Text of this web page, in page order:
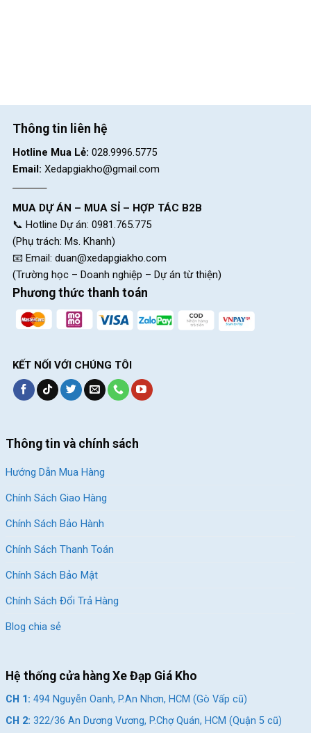
Phanh Xe Đạp Địa Hình Life Alberta 27.5 Inch
Yên xe thể thao nhỏ gọn
Yên xe được tạo ra từ da chất lượng cao cấp, tạo điều kiện cho
lực tốt, và có hệ thống ti bật tháo mở nhanh, giúp điều chỉnh độ
cao thấp của yên một cách dễ dàng.
Bộ truyền động của xe được trang bị hệ thống truyền động
chất lượng cao với 3 đĩa và 11 líp, tương đương với 33 tốc độ,
giúp xe di chuyển với tốc độ cao mà không đòi hỏi quá nhiều
sức lực từ người dùng.
Thông tin liên hệ
Hotline Mua Lẻ: 028.9996.5775
Email: Xedapgiakho@gmail.com
MUA DỰ ÁN – MUA SỈ – HỢP TÁC B2B
📞 Hotline Dự án: 0981.765.775
(Phụ trách: Ms. Khanh)
📧 Email: duan@xedapgiakho.com
(Trường học – Doanh nghiệp – Dự án từ thiện)
Phương thức thanh toán
KẾT NỐI VỚI CHÚNG TÔI
Thông tin và chính sách
Hướng Dẫn Mua Hàng
Chính Sách Giao Hàng
Chính Sách Bảo Hành
Chính Sách Thanh Toán
Chính Sách Bảo Mật
Chính Sách Đổi Trả Hàng
Blog chia sẻ
Hệ thống cửa hàng Xe Đạp Giá Kho
CH 1: 494 Nguyễn Oanh, P.An Nhơn, HCM (Gò Vấp cũ)
CH 2: 322/36 An Dương Vương, P.Chợ Quán, HCM (Quận 5 cũ)